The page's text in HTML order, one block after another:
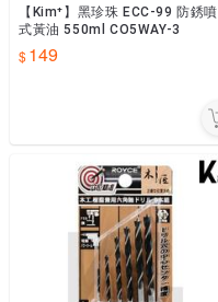
【Kim⁺】黑珍珠 ECC-99 防銹噴
式黃油 550ml CO5WAY-3
149